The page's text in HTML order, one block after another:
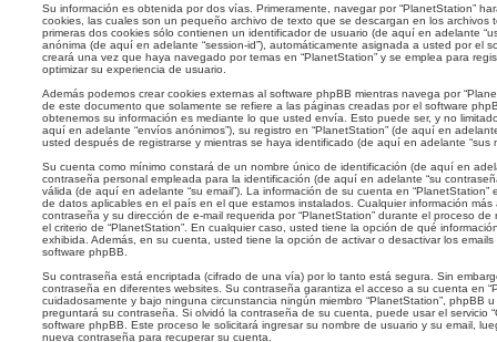
Su información es obtenida por dos vías. Primeramente, navegar por “PlanetStation”
cookies, las cuales son un pequeño archivo de texto que se descargan en los archivos
primeras dos cookies sólo contienen un identificador de usuario (de aquí en adelante
anónima (de aquí en adelante “session-id”), automáticamente asignada a usted por el
creará una vez que haya navegado por temas en “PlanetStation” y se emplea para
optimizar su experiencia de usuario.
Además podemos crear cookies externas al software phpBB mientras navega por
de este documento que solamente se refiere a las páginas creadas por el software
obtenemos su información es mediante lo que usted envía. Esto puede ser, y no
aquí en adelante “envíos anónimos”), su registro en “PlanetStation” (de aquí en
usted después de registrarse y mientras se haya identificado (de aquí en adelante “sus
Su cuenta como mínimo constará de un nombre único de identificación (de aquí en
contraseña personal empleada para la identificación (de aquí en adelante “su
válida (de aquí en adelante “su email”). La información de su cuenta en
de datos aplicables en el país en el que estamos instalados. Cualquier información
contraseña y su dirección de e-mail requerida por “PlanetStation” durante el proceso
el criterio de “PlanetStation”. En cualquier caso, usted tiene la opción de qué
exhibida. Además, en su cuenta, usted tiene la opción de activar o desactivar los
software phpBB.
Su contraseña está encriptada (cifrado de una vía) por lo tanto está segura. Sin
contraseña en diferentes websites. Su contraseña garantiza el acceso a su cuenta en
cuidadosamente y bajo ninguna circunstancia ningún miembro “PlanetStation”, phpBB
preguntará su contraseña. Si olvidó la contraseña de su cuenta, puede usar el servicio
software phpBB. Este proceso le solicitará ingresar su nombre de usuario y su email,
nueva contraseña para recuperar su cuenta.